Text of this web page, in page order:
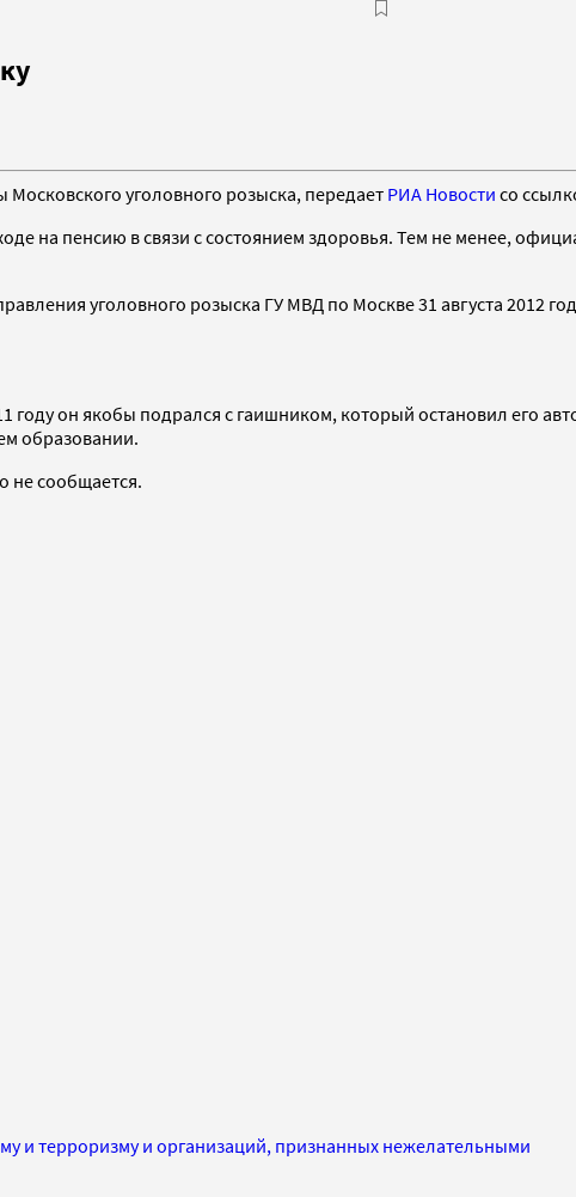
уголовного розыска, передает РИА Новости со
на пенсию в связи с состоянием здоровья. Тем не менее,
уголовного розыска ГУ МВД по Москве 31 августа 2012
году он якобы подрался с гаишником, который остановил его
образовании.
не сообщается.
и терроризму и организаций, признанных нежелательными